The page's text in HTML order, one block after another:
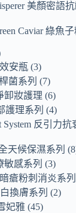
美顏密語
Caviar 綠魚
安瓶 3
菌系列
7
卸妝護理 6
護理系列
4
System 反引力抗
天候保濕系列
8
敏感系列
3
瘡粉刺消炎系列
換膚系列
2
妃雅 45